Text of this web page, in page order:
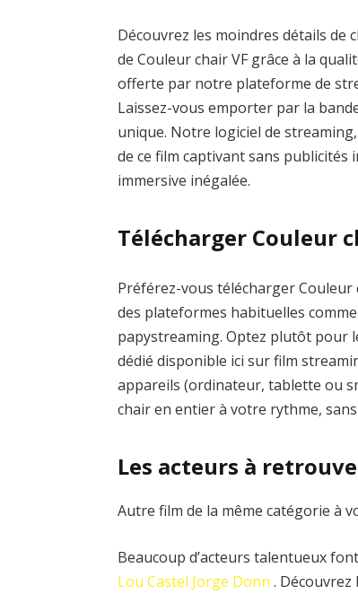
Découvrez les moindres détails de
de Couleur chair VF grâce à la
offerte par notre plateforme de
Laissez-vous emporter par la
unique. Notre logiciel de
de ce film captivant sans
immersive inégalée.
Télécharger Couleur
Préférez-vous télécharger
des plateformes habituelles
papystreaming. Optez plutôt pour
dédié disponible ici sur film
appareils (ordinateur, tablette ou
chair en entier à votre rythme,
Les acteurs à
Autre film de la même catégorie à
Beaucoup d’acteurs talentueux
Lou Castel Jorge Donn .